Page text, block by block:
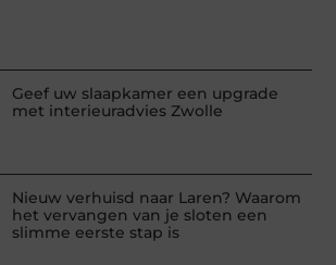
Geef uw slaapkamer een upgrade
met interieuradvies Zwolle
Nieuw verhuisd naar Laren? Waarom
het vervangen van je sloten een
slimme eerste stap is